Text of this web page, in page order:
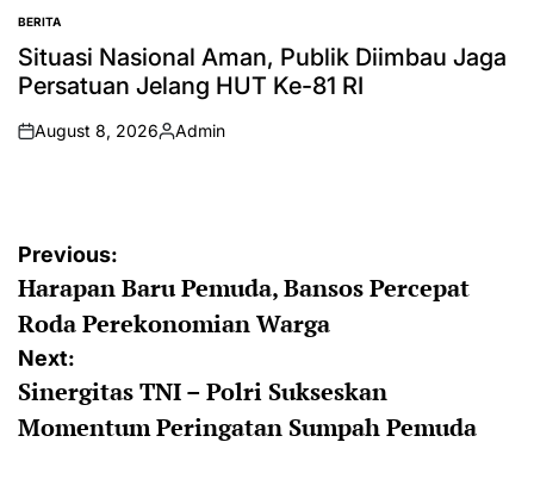
POSTED
IN
BERITA
Situasi Nasional Aman, Publik Diimbau Jaga
Persatuan Jelang HUT Ke-81 RI
on
August 8, 2026
Posted
Admin
Post
navigation
Previous:
Harapan Baru Pemuda, Bansos Percepat
Roda Perekonomian Warga
Next:
Sinergitas TNI – Polri Sukseskan
Momentum Peringatan Sumpah Pemuda